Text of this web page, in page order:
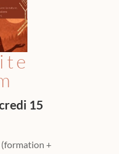
15
(formation +